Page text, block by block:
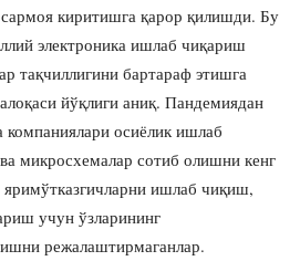
киритишга қарор қилишди. Бу
электроника ишлаб чиқариш
тақчиллигини бартараф этишга
йўқлиги аниқ. Пандемиядан
осиёлик ишлаб
микросхемалар сотиб олишни кенг
яримўтказгичларни ишлаб чиқиш,
учун ўзларининг
режалаштирмаганлар.